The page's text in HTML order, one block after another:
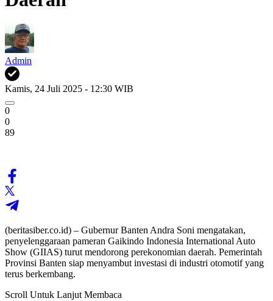
Admin
Kamis, 24 Juli 2025 - 12:30 WIB
0
0
89
(beritasiber.co.id) – Gubernur Banten Andra Soni mengatakan,
penyelenggaraan pameran Gaikindo Indonesia International Auto
Show (GIIAS) turut mendorong perekonomian daerah. Pemerintah
Provinsi Banten siap menyambut investasi di industri otomotif yang
terus berkembang.
Scroll Untuk Lanjut Membaca